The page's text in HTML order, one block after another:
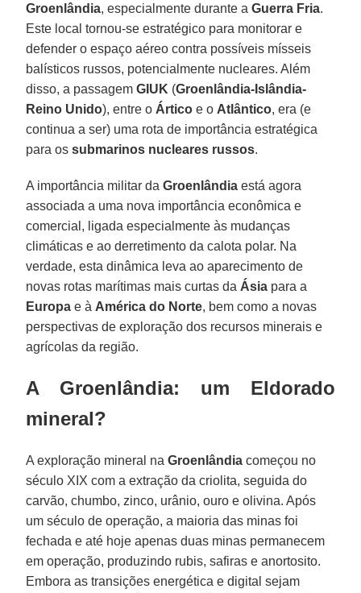
Groenlândia, especialmente durante aGuerra Fria.
Este local tornou-se estratégico para monitorar e
defender o espaço aéreo contra possíveis mísseis
balísticos russos, potencialmente nucleares. Além
disso, a passagemGIUK (Groenlândia-Islândia-
Reino Unido), entre o Ártico e o Atlântico, era (e
continua a ser) uma rota de importância estratégica
para ossubmarinos nucleares russos.
A importância militar daGroenlândia está agora
associada a uma nova importância econômica e
comercial, ligada especialmente às mudanças
climáticas e ao derretimento da calota polar. Na
verdade, esta dinâmica leva ao aparecimento de
novas rotas marítimas mais curtas da Ásia para a
Europa e à América do Norte, bem como a novas
perspectivas de exploração dos recursos minerais e
agrícolas da região.
A Groenlândia: um Eldorado
mineral?
A exploração mineral naGroenlândia começou no
século XIX com a extração da criolita, seguida do
carvão, chumbo, zinco, urânio, ouro e olivina. Após
um século de operação, a maioria das minas foi
fechada e até hoje apenas duas minas permanecem
em operação, produzindo rubis, safiras e anortosito.
Embora as transições energética e digital sejam